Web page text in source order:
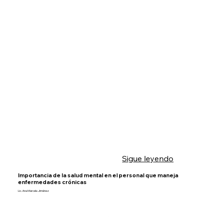
Sigue leyendo
Importancia de la salud mental en el personal que maneja
enfermedades crónicas
Lic. Ana Marcela Jiménez